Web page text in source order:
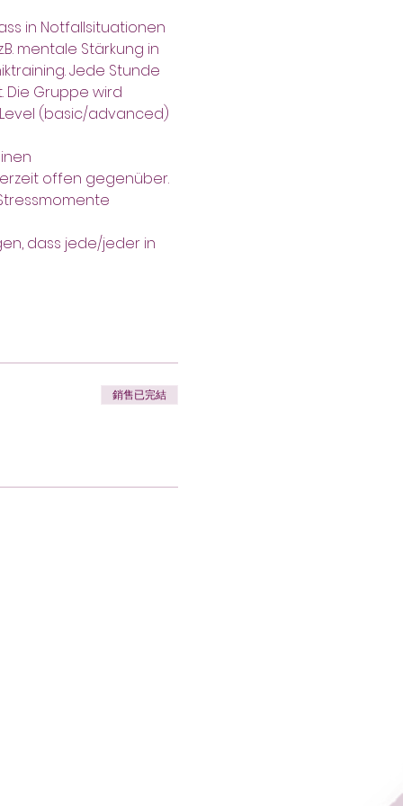
in Notfallsituationen
mentale Stärkung in
Jede Stunde
Die Gruppe wird
(basic/advanced)
offen gegenüber.
dass jede/jeder in
銷售已完結